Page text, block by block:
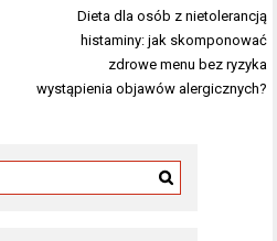
Dieta dla osób z nietolerancją
histaminy: jak skomponować
zdrowe menu bez ryzyka
wystąpienia objawów alergicznych?